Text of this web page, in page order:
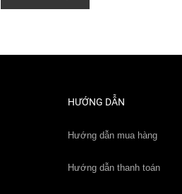
HƯỚNG DẪN
Hướng dẫn mua hàng
Hướng dẫn thanh toán